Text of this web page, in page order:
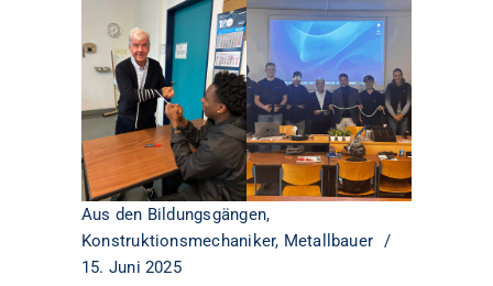
Aus den Bildungsgängen,
Konstruktionsmechaniker, Metallbauer
15. Juni 2025